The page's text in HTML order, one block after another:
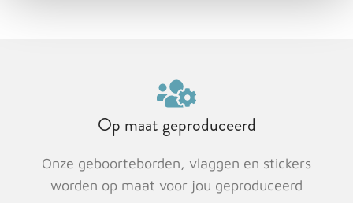
Op maat geproduceerd
Onze geboorteborden, vlaggen en stickers
worden op maat voor jou geproduceerd